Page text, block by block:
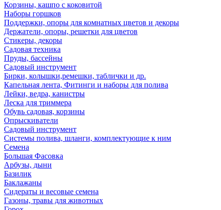
Корзины, кашпо с коковитой
Наборы горшков
Поддержки, опоры для комнатных цветов и декоры
Держатели, опоры, решетки для цветов
Стикеры, декоры
Садовая техника
Пруды, бассейны
Садовый инструмент
Бирки, колышки,ремешки, таблички и др.
Капельная лента, Фитинги и наборы для полива
Лейки, ведра, канистры
Леска для триммера
Обувь садовая, корзины
Опрыскиватели
Садовый инструмент
Системы полива, шланги, комплектующие к ним
Семена
Большая Фасовка
Арбузы, дыни
Базилик
Баклажаны
Сидераты и весовые семена
Газоны, травы для животных